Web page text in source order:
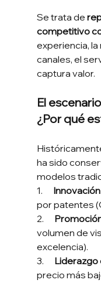
Se trata de
competitivo
experiencia,
canales, el
captura valor.
El
¿Por qué
ha sido
modelos
1.
por patentes
2.
volumen de
excelencia).
3. Liderazgo
precio más